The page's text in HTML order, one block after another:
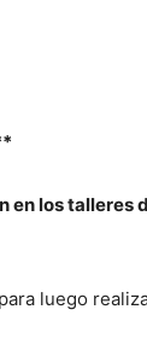
los talleres
luego